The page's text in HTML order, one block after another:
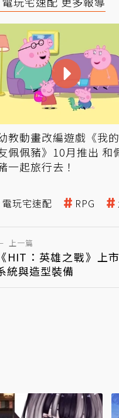
教動畫改編遊戲《我
佩佩豬》10月推出 和
一起旅行去！
電玩宅速配 RPG
上一篇
《HIT：英雄之戰》上
統與造型裝備